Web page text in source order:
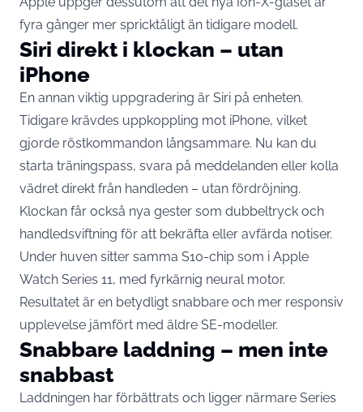
fyra gånger mer sprick­tåligt än tidigare modell.
Siri direkt i klockan – utan
iPhone
En annan viktig uppgradering är Siri på enheten.
Tidigare krävdes uppkoppling mot iPhone, vilket
gjorde röstkommandon långsammare. Nu kan du
starta träningspass, svara på meddelanden eller kolla
vädret direkt från handleden – utan fördröjning.
Klockan får också nya gester som dubbeltryck och
handleds­viftning för att bekräfta eller avfärda notiser.
Under huven sitter samma S10-chip som i Apple
Watch Series 11, med fyrkärnig neural motor.
Resultatet är en betydligt snabbare och mer responsiv
upplevelse jämfört med äldre SE-modeller.
Snabbare laddning – men inte
snabbast
Laddningen har förbättrats och ligger närmare Series